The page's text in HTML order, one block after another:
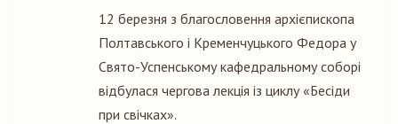
12 березня з благословення архієпископа
Полтавського і Кременчуцького Федора у
Свято-Успенському кафедральному соборі
відбулася чергова лекція із циклу «Бесіди
при свічках».